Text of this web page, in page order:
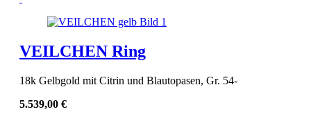
VEILCHEN Ring
18k Gelbgold mit Citrin und Blautopasen, Gr. 54-
5.539,00 €